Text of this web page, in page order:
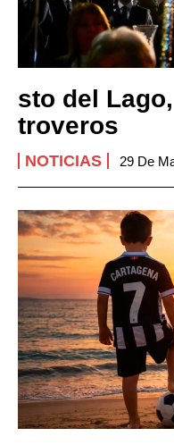
sto del
troveros
NOTICIAS 29 De